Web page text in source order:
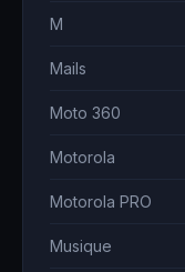
M
Mails
Moto 360
Motorola
Motorola PRO
Musique